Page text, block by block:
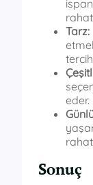
Tarz:
eder.
Sonuç